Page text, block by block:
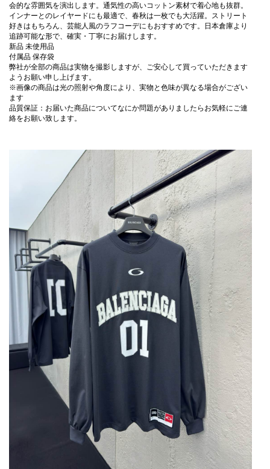
会的な雰囲気を演出します。通気性の高いコットン素材で着心地も抜群。
インナーとのレイヤードにも最適で、春秋は一枚でも大活躍。ストリート
好きはもちろん、芸能人風のラフコーデにもおすすめです。日本倉庫より
追跡可能な形で、確実・丁寧にお届けします。
新品 未使用品
付属品 保存袋
弊社が全部の商品は実物を撮影しますが、ご安心して買っていただきます
ようお願い申し上げます。
※画像の商品は光の照射や角度により、実物と色味が異なる場合がござい
ます
品質保証：お届いた商品についてなにか問題がありましたらお気軽にご連
絡をお願い致します。